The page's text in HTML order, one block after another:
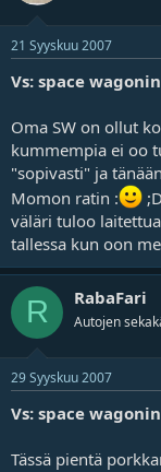
21 Syyskuu 2007
Vs: space
Oma SW on ollut
kummempia ei oo
"sopivasti" ja
Momon ratin :
väläri tuloo
tallessa kun oon
R RabaFari
Autojen
29 Syyskuu 2007
Vs: space
Tässä pientä